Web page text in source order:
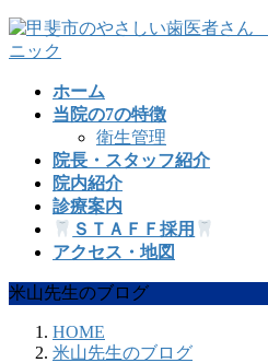
コ
ン
ナ
ビ
ホーム
当院の7の特徴
衛生管理
院長・スタッフ紹介
院内紹介
診療案内
ＳＴＡＦＦ採用
アクセス・地図
米山先生のブログ
HOME
米山先生のブログ